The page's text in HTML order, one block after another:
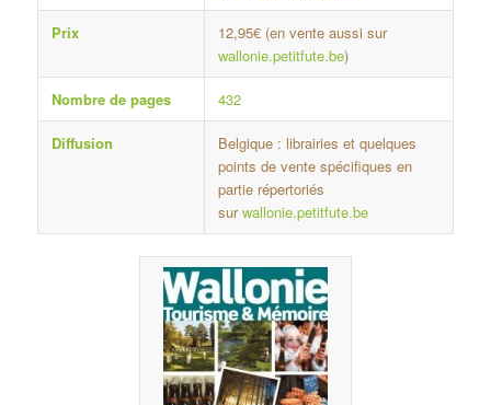
Prix
12,95€ (en vente aussi sur
wallonie.petitfute.be)
Nombre de pages 432
Diffusion
Belgique : librairies et quelques
points de vente spécifiques en
partie répertoriés
surwallonie.petitfute.be